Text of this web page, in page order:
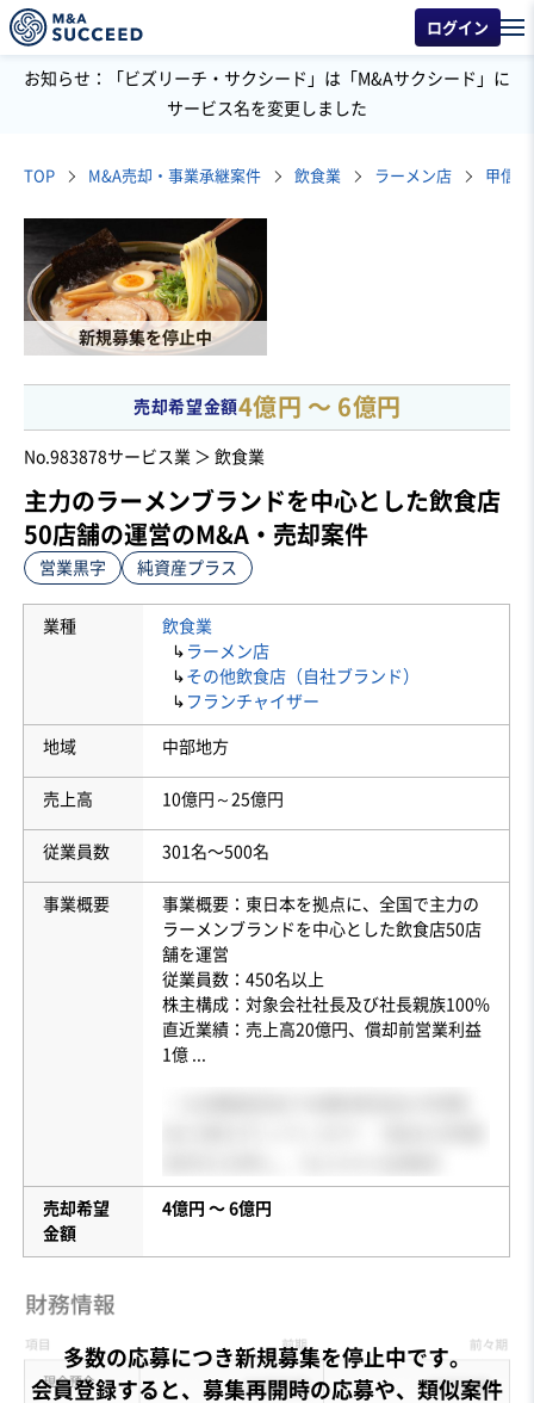
ログイン
お知らせ：「ビズリーチ・サクシード」は「M&Aサクシード」に
サービス名を変更しました
TOP M&A売却・事業承継案件 飲食業 ラーメン店
新規募集を停止中
売却希望金額4億円 〜 6億円
No.983878サービス業 ＞ 飲食業
主力のラーメンブランドを中心とした飲食店
50店舗の運営のM&A・売却案件
営業黒字 純資産プラス
業種
飲食業
↳ ラーメン店
↳ その他飲食店（自社ブランド）
↳ フランチャイザー
地域 中部地方
売上高 10億円～25億円
従業員数 301名〜500名
事業概要
事業概要：東日本を拠点に、全国で主力の
ラーメンブランドを中心とした飲食店50店
舗を運営
従業員数：450名以上
株主構成：対象会社社長及び社長親族100%
直近業績：売上高20億円、償却前営業利益
1億
売却希望
金額
4億円 〜 6億円
多数の応募につき新規募集を停止中です。
会員登録すると、募集再開時の応募や、類似案件